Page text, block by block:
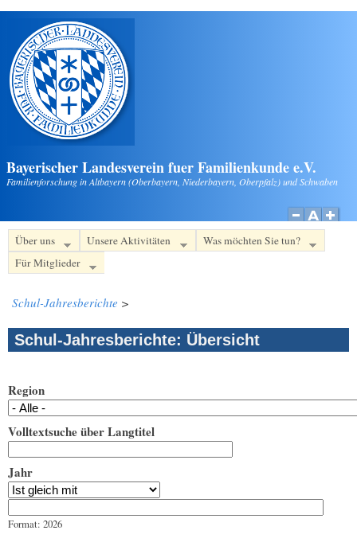
Direkt zum Inhalt
Bayerischer Landesverein fuer Familienkunde e.V.
Familienforschung in Altbayern (Oberbayern, Niederbayern, Oberpfalz) und Schwaben
Über uns Unsere Aktivitäten
Was möchten Sie tun?
Für Mitglieder
Schul-Jahresberichte >
Schul-Jahresberichte: Übersicht
Region
Volltextsuche über Langtitel
Jahr
Format: 2026